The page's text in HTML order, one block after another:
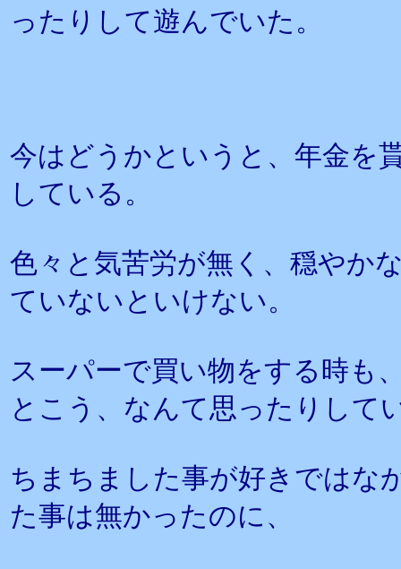
ったりして遊んでいた。
今はどうかというと、年金を
している。
色々と気苦労が無く、穏やか
ていないといけない。
スーパーで買い物をする時も
とこう、なんて思ったりして
ちまちました事が好きではな
た事は無かったのに、